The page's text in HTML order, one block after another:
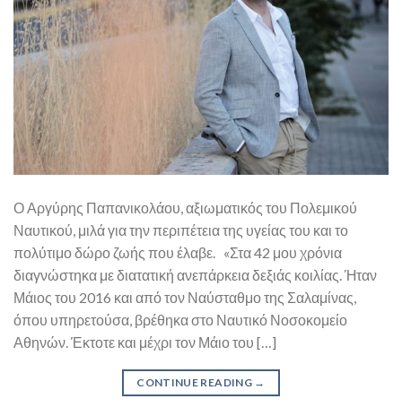
Ο Αργύρης Παπανικολάου, αξιωματικός του Πολεμικού
Ναυτικού, μιλά για την περιπέτεια της υγείας του και το
πολύτιμο δώρο ζωής που έλαβε. «Στα 42 μου χρόνια
διαγνώστηκα με διατατική ανεπάρκεια δεξιάς κοιλίας. Ήταν
Μάιος του 2016 και από τον Ναύσταθμο της Σαλαμίνας,
όπου υπηρετούσα, βρέθηκα στο Ναυτικό Νοσοκομείο
Αθηνών. Έκτοτε και μέχρι τον Μάιο του […]
CONTINUE READING →